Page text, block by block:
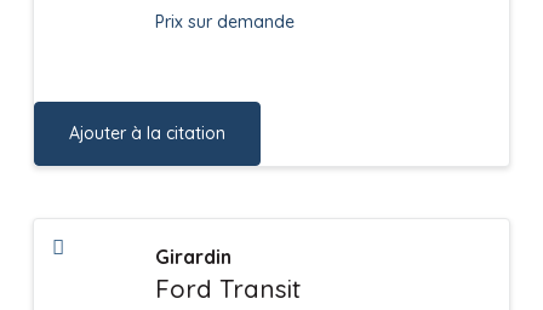
Prix sur demande
Ajouter à la citation
Girardin
Ford Transit